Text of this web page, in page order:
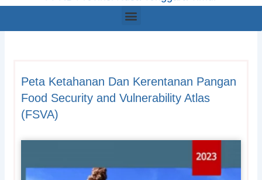
Menu
Peta Ketahanan Dan Kerentanan Pangan
Food Security and Vulnerability Atlas
(FSVA)